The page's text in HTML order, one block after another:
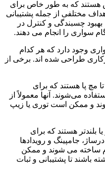
که به طور خاص برای
مختلفی از جمله پشتیبانی
چسبندگی و کنترل در
سواری را انجام می دهند.
وجود دارد که هر کدام
طراحی شده اند. برخی از
مچ پا هستند که برای
می‌شوند. آنها معمولاً از
و ممکن است توری یا زیپ
بلندتر هستند که برای
جامپینگ و رویدادها
ساخته می شوند و ممکن
تا پشتیبانی و ثبات